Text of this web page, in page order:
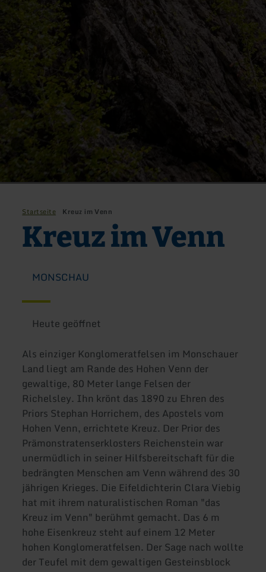
Startseite Kreuz im Venn
Kreuz im Venn
MONSCHAU
Heute geöffnet
Als einziger Konglomeratfelsen im Monschauer
Land liegt am Rande des Hohen Venn der
gewaltige, 80 Meter lange Felsen der
Richelsley. Ihn krönt das 1890 zu Ehren des
Priors Stephan Horrichem, des Apostels vom
Hohen Venn, errichtete Kreuz. Der Prior des
Prämonstratenserklosters Reichenstein war
unermüdlich in seiner Hilfsbereitschaft für die
bedrängten Menschen am Venn während des 30
jährigen Krieges. Die Eifeldichterin Clara Viebig
hat mit ihrem naturalistischen Roman "das
Kreuz im Venn" berühmt gemacht. Das 6 m
hohe Eisenkreuz steht auf einem 12 Meter
hohen Konglomeratfelsen. Der Sage nach wollte
der Teufel mit dem gewaltigen Gesteinsblock